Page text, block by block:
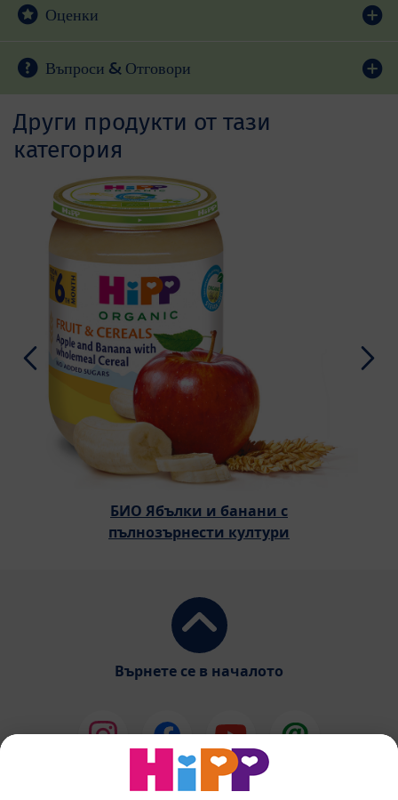
Оценки
Въпроси & Отговори
Други продукти от тази
категория
БИО Ябълки и банани с
пълнозърнести култури
Върнете се в началото